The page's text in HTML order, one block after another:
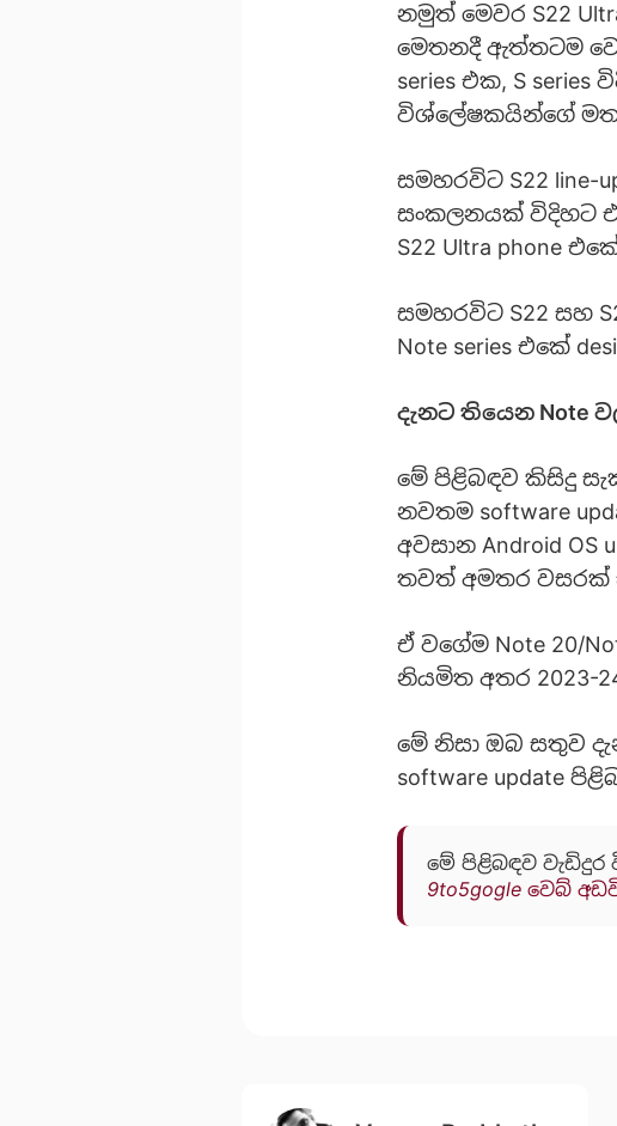
නමුත් මෙවර S22
මෙතනදී ඇත්තටම
series එක, S
විශ්ලේෂකයින්ගේ
සමහරවිට S22 line-
සංකලනයක් විදිහට
S22 Ultra phone
සමහරවිට S22 සහ
Note series එකේ
දැනට තියෙන Note
මේ පිළිබඳව කිසිදු
නවතම software
අවසාන Android OS
තවත් අමතර වසරක්
ඒ වගේම Note 20/
නියමිත අතර 2023-24
මේ නිසා ඔබ සතුව
software update
මේ පිළිබඳව වැඩිදුර
9to5gogle වෙබ්